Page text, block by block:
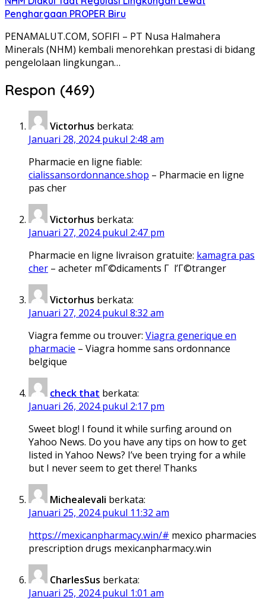
Penghargaan PROPER Biru
PENAMALUT.COM, SOFIFI – PT Nusa Halmahera
Minerals (NHM) kembali menorehkan prestasi di bidang
pengelolaan lingkungan…
Respon (469)
Victorhus berkata:
Januari 28, 2024 pukul 2:48 am
Pharmacie en ligne fiable:
cialissansordonnance.shop – Pharmacie en ligne
pas cher
Victorhus berkata:
Januari 27, 2024 pukul 2:47 pm
Pharmacie en ligne livraison gratuite: kamagra pas
cher – acheter mГ©dicaments Г l’Г©tranger
Victorhus berkata:
Januari 27, 2024 pukul 8:32 am
Viagra femme ou trouver: Viagra generique en
pharmacie – Viagra homme sans ordonnance
belgique
check that berkata:
Januari 26, 2024 pukul 2:17 pm
Sweet blog! I found it while surfing around on
Yahoo News. Do you have any tips on how to get
listed in Yahoo News? I’ve been trying for a while
but I never seem to get there! Thanks
Michealevali berkata:
Januari 25, 2024 pukul 11:32 am
https://mexicanpharmacy.win/# mexico pharmacies
prescription drugs mexicanpharmacy.win
CharlesSus berkata:
Januari 25, 2024 pukul 1:01 am